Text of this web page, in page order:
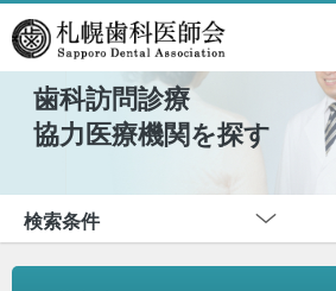
歯科訪問診療
協力医療機関を探す
検索条件